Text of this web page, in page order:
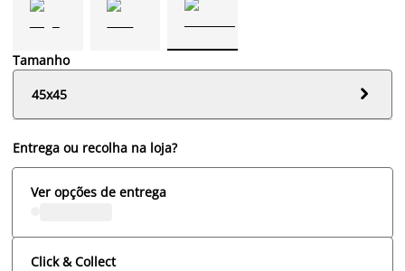
Tamanho
45x45

Entrega ou recolha na loja?
Ver opções de entrega
Click & Collect